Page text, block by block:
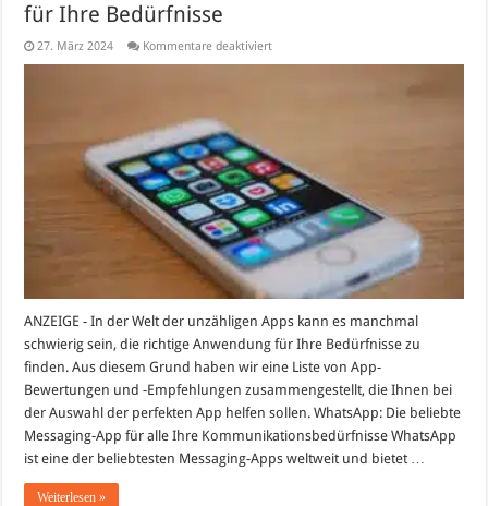
für Ihre Bedürfnisse
27. März 2024 Kommentare deaktiviertfür
Finden
Sie
die
perfekte
App
für
Ihre
Bedürfnisse
ANZEIGE - In der Welt der unzähligen Apps kann es manchmal
schwierig sein, die richtige Anwendung für Ihre Bedürfnisse zu
finden. Aus diesem Grund haben wir eine Liste von App-
Bewertungen und -Empfehlungen zusammengestellt, die Ihnen bei
der Auswahl der perfekten App helfen sollen. WhatsApp: Die beliebte
Messaging-App für alle Ihre Kommunikationsbedürfnisse WhatsApp
ist eine der beliebtesten Messaging-Apps weltweit und bietet …
Weiterlesen »